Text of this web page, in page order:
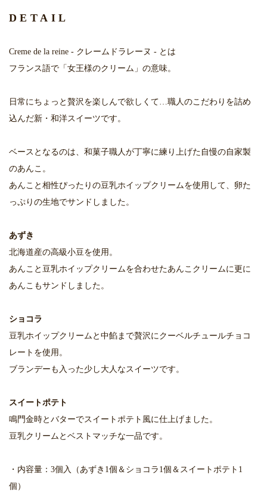
DETAIL
Creme de la reine - クレームドラレーヌ - とは
フランス語で「女王様のクリーム」の意味。
日常にちょっと贅沢を楽しんで欲しくて…職人のこだわりを詰め
込んだ新・和洋スイーツです。
ベースとなるのは、和菓子職人が丁寧に練り上げた自慢の自家製
のあんこ。
あんこと相性ぴったりの豆乳ホイップクリームを使用して、卵た
っぷりの生地でサンドしました。
あずき
北海道産の高級小豆を使用。
あんこと豆乳ホイップクリームを合わせたあんこクリームに更に
あんこもサンドしました。
ショコラ
豆乳ホイップクリームと中餡まで贅沢にクーベルチュールチョコ
レートを使用。
ブランデーも入った少し大人なスイーツです。
スイートポテト
鳴門金時とバターでスイートポテト風に仕上げました。
豆乳クリームとベストマッチな一品です。
・内容量：3個入（あずき1個＆ショコラ1個＆スイートポテト1
個）